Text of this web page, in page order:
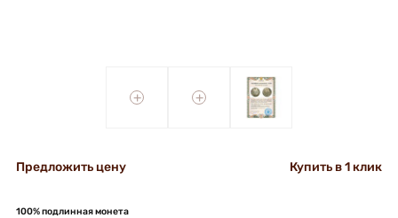
+ +
Предложить цену Купить в 1 клик
100% подлинная монета